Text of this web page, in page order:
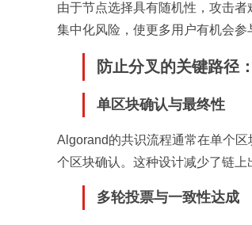
由于节点选择具有随机性，攻击
集中化风险，使更多用户有机会参
防止分叉的关键路径
单区块确认与最终性
Algorand的共识流程通常在单个
个区块确认。这种设计减少了链上
多轮投票与一致性达成